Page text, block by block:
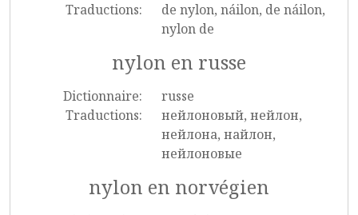
Traductions:
de nylon, náilon, de náilon,
nylon de
nylon en russe
Dictionnaire:
russe
Traductions:
нейлоновый, нейлон,
нейлона, найлон,
нейлоновые
nylon en norvégien